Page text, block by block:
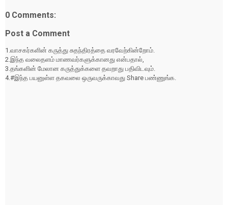
0 Comments:
Post a Comment
1.வாசகர்களின் கருத்து சுதந்திரத்தை வரவேற்கின்றோம்.
2.இந்த வலைதளம் மாணவர்களுக்கானது என்பதால்,
3.தங்களின் மேலான கருத்துக்களை தவறாது பதிவிடவும்.
4.#இந்த பயனுள்ள தகவலை ஒருவருக்காவது Share பண்ணுங்க.